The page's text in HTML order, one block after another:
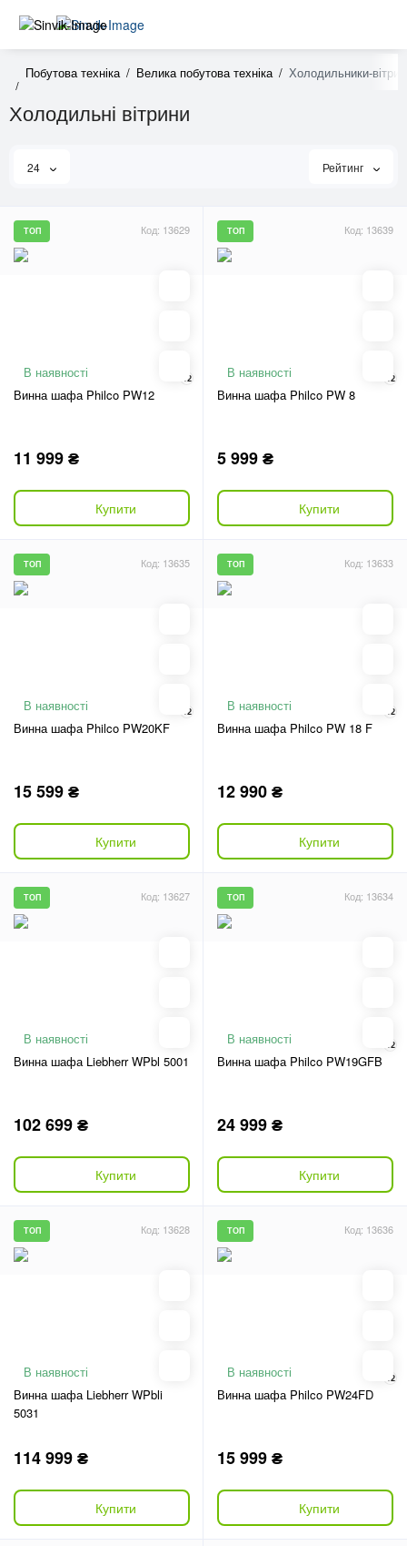
Побутова техніка Велика побутова техніка Холодильники-
Холодильні вітрини
24 Рейтинг
Код: 13629
ТОП
В наявності 12
Винна шафа Philco PW12
11 999 ₴
Купити
Код: 13639
ТОП
В наявності 12
Винна шафа Philco PW 8
5 999 ₴
Купити
Код: 13635
ТОП
В наявності 12
Винна шафа Philco PW20KF
15 599 ₴
Купити
Код: 13633
ТОП
В наявності 12
Винна шафа Philco PW 18 F
12 990 ₴
Купити
Код: 13627
ТОП
В наявності
Винна шафа Liebherr WPbl 5001
102 699 ₴
Купити
Код: 13634
ТОП
В наявності 12
Винна шафа Philco PW19GFB
24 999 ₴
Купити
Код: 13628
ТОП
В наявності
Винна шафа Liebherr WPbli
5031
114 999 ₴
Купити
Код: 13636
ТОП
В наявності 12
Винна шафа Philco PW24FD
15 999 ₴
Купити